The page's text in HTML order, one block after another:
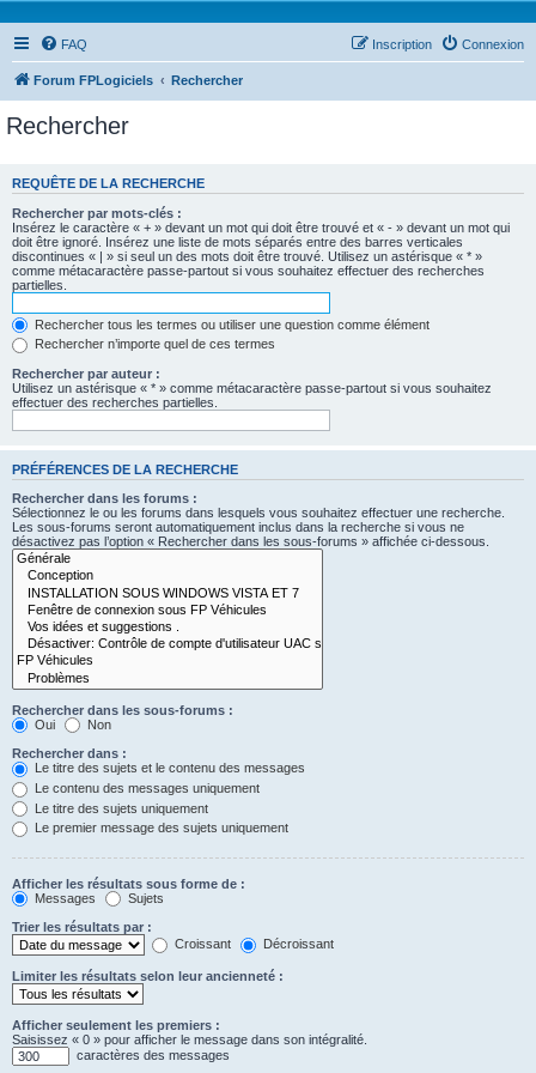
FAQ Connexion
Inscription
Forum FPLogiciels Rechercher
Rechercher
REQUÊTE DE LA RECHERCHE
Rechercher par mots-clés :
Insérez le caractère « + » devant un mot qui doit être trouvé et « - » devant un mot qui
doit être ignoré. Insérez une liste de mots séparés entre des barres verticales
discontinues « | » si seul un des mots doit être trouvé. Utilisez un astérisque « * »
comme métacaractère passe-partout si vous souhaitez effectuer des recherches
partielles.
Rechercher tous les termes ou utiliser une question comme élément
Rechercher n’importe quel de ces termes
Rechercher par auteur :
Utilisez un astérisque « * » comme métacaractère passe-partout si vous souhaitez
effectuer des recherches partielles.
PRÉFÉRENCES DE LA RECHERCHE
Rechercher dans les forums :
Sélectionnez le ou les forums dans lesquels vous souhaitez effectuer une recherche.
Les sous-forums seront automatiquement inclus dans la recherche si vous ne
désactivez pas l’option « Rechercher dans les sous-forums » affichée ci-dessous.
Rechercher dans les sous-forums :
Oui
Non
Rechercher dans :
Le titre des sujets et le contenu des messages
Le contenu des messages uniquement
Le titre des sujets uniquement
Le premier message des sujets uniquement
Afficher les résultats sous forme de :
Messages
Sujets
Trier les résultats par :
Croissant
Décroissant
Limiter les résultats selon leur ancienneté :
Afficher seulement les premiers :
Saisissez « 0 » pour afficher le message dans son intégralité.
caractères des messages